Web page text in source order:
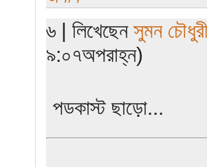
৬ | লিখেছেন সুমন চৌধুরী
৯:০৭অপরাহ্ন)
পডকাস্ট ছাড়ো...